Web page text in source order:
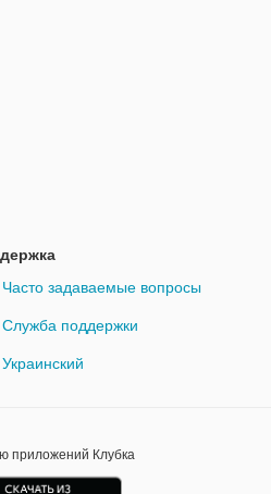
Часто задаваемые вопросы
Служба поддержки
Украинский
приложений Клубка